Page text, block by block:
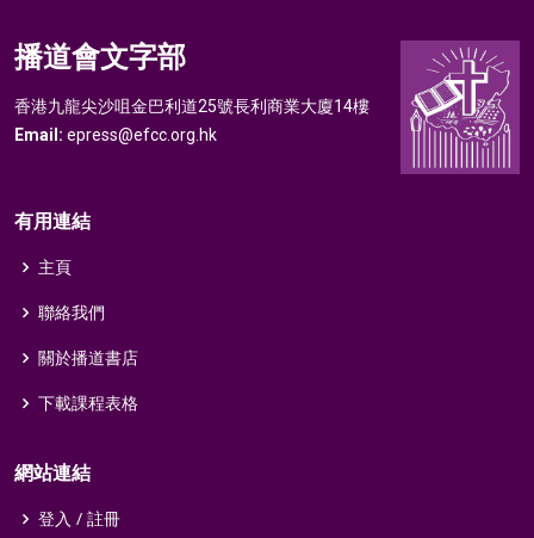
播道會文字部
香港九龍尖沙咀金巴利道25號長利商業大廈14樓
Email: epress@efcc.org.hk
有用連結
主頁
聯絡我們
關於播道書店
下載課程表格
網站連結
登入 / 註冊